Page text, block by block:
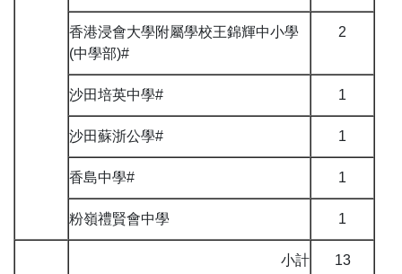
香港浸會大學附屬學校王錦輝中小學
(中學部)#
2
沙田培英中學# 1
沙田蘇浙公學# 1
香島中學# 1
粉嶺禮賢會中學 1
小計 13